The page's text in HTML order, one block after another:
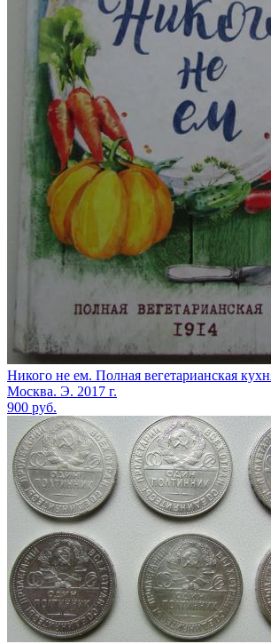
Никого не ем. Полная вегетарианская
Москва. Э. 2017 г.
900 руб.